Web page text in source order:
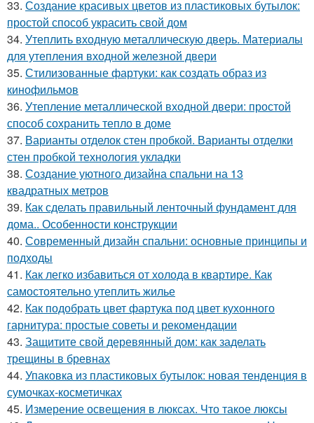
33. Создание красивых цветов из пластиковых бутылок:
простой способ украсить свой дом
34. Утеплить входную металлическую дверь. Материалы
для утепления входной железной двери
35. Стилизованные фартуки: как создать образ из
кинофильмов
36. Утепление металлической входной двери: простой
способ сохранить тепло в доме
37. Варианты отделок стен пробкой. Варианты отделки
стен пробкой технология укладки
38. Создание уютного дизайна спальни на 13
квадратных метров
39. Как сделать правильный ленточный фундамент для
дома.. Особенности конструкции
40. Современный дизайн спальни: основные принципы и
подходы
41. Как легко избавиться от холода в квартире. Как
самостоятельно утеплить жилье
42. Как подобрать цвет фартука под цвет кухонного
гарнитура: простые советы и рекомендации
43. Защитите свой деревянный дом: как заделать
трещины в бревнах
44. Упаковка из пластиковых бутылок: новая тенденция в
сумочках-косметичках
45. Измерение освещения в люксах. Что такое люксы